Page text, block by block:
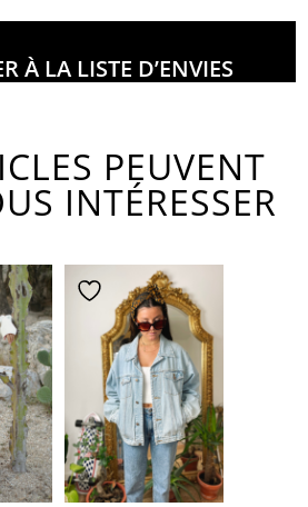
À LA LISTE D’ENVIES
PEUVENT
INTÉRESSER